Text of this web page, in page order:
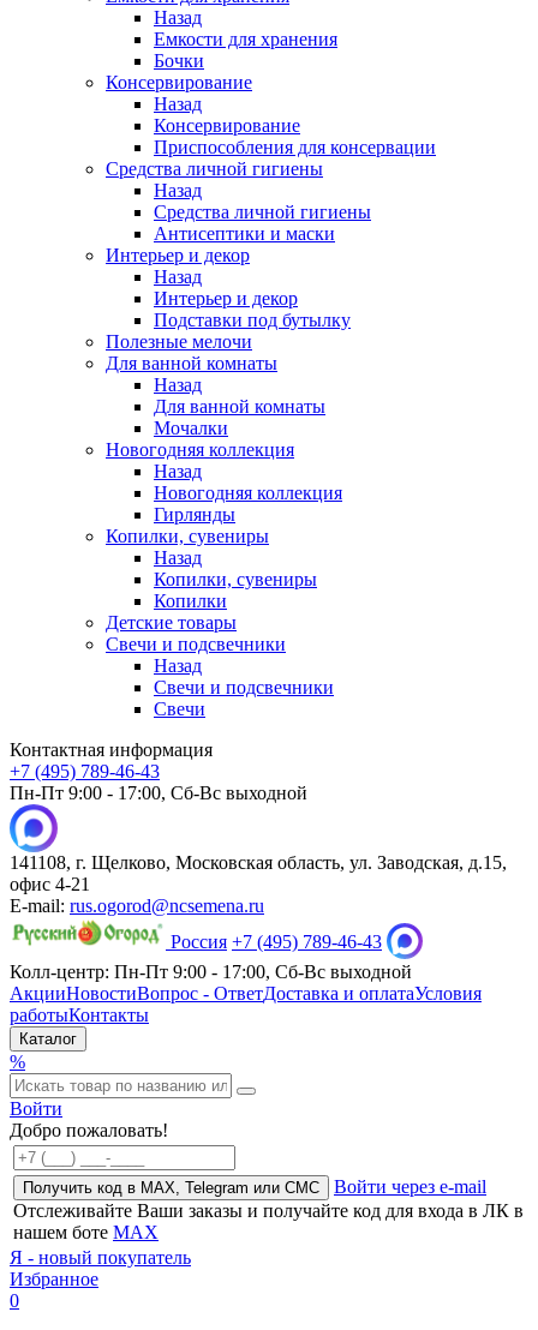
Назад
Емкости для хранения
Бочки
Консервирование
Назад
Консервирование
Приспособления для консервации
Средства личной гигиены
Назад
Средства личной гигиены
Антисептики и маски
Интерьер и декор
Назад
Интерьер и декор
Подставки под бутылку
Полезные мелочи
Для ванной комнаты
Назад
Для ванной комнаты
Мочалки
Новогодняя коллекция
Назад
Новогодняя коллекция
Гирлянды
Копилки, сувениры
Назад
Копилки, сувениры
Копилки
Детские товары
Свечи и подсвечники
Назад
Свечи и подсвечники
Свечи
Контактная информация
+7 (495) 789-46-43
Пн-Пт 9:00 - 17:00, Сб-Вс выходной
141108, г. Щелково, Московская область, ул. Заводская, д.15,
офис 4-21
E-mail: rus.ogorod@ncsemena.ru
Россия +7 (495) 789-46-43
Колл-центр: Пн-Пт 9:00 - 17:00, Сб-Вс выходной
АкцииНовостиВопрос - ОтветДоставка и оплатаУсловия
работыКонтакты
Каталог
%
Войти
Добро пожаловать!
Получить код в MAX, Telegram или СМС
Войти через e-mail
Отслеживайте Ваши заказы и получайте код для входа в ЛК в
нашем боте MAX
Я - новый покупатель
Избранное
0